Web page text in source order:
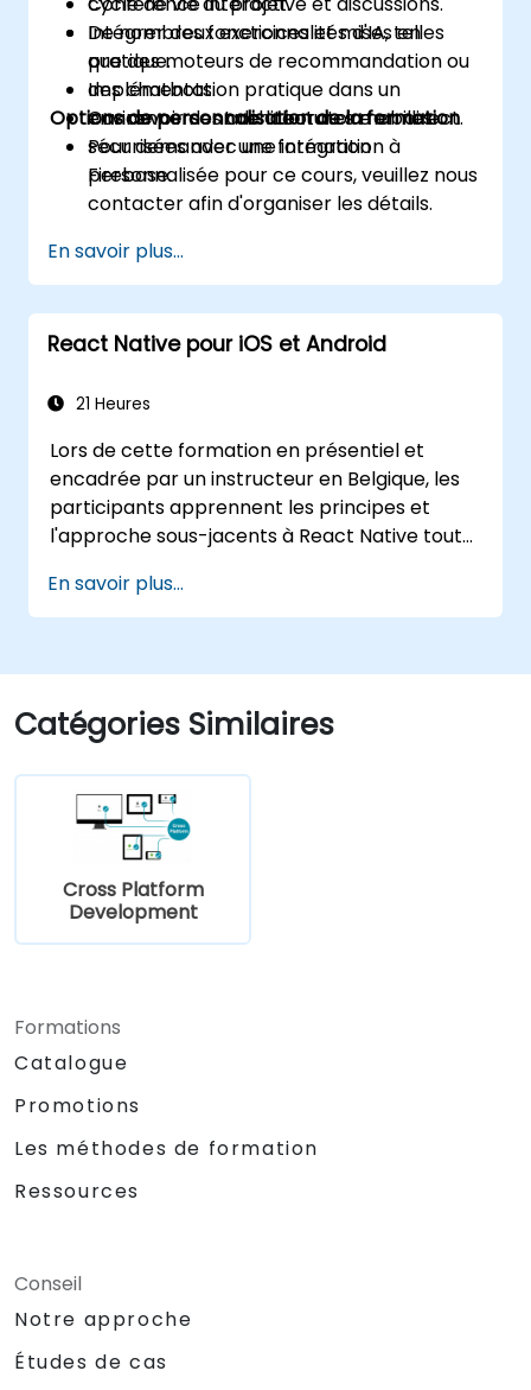
Intégrer des fonctionnalités d'IA, telles
que des moteurs de recommandation ou
des chatbots.
Concevoir des architectures mobiles
sécurisées avec une intégration à
Firebase.
De nombreux exercices et mises en
pratique.
Implémentation pratique dans un
environnement de laboratoire en direct.
Options de personnalisation de la formation
Pour demander une formation
personnalisée pour ce cours, veuillez nous
contacter afin d'organiser les détails.
En savoir plus...
React Native pour iOS et Android
21 Heures
Lors de cette formation en présentiel et
encadrée par un instructeur en Belgique, les
participants apprennent les principes et
l'approche sous-jacents à React Native tout
propre application mobile pour Android et iOS
En savoir plus...
Catégories Similaires
Cross Platform
Development
Formations
Catalogue
Promotions
Les méthodes de formation
Ressources
Conseil
Notre approche
Études de cas